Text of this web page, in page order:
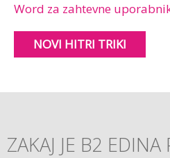
Word za zahtevne
NOVI HITRI TRIKI
ZAKAJ JE B2 EDINA